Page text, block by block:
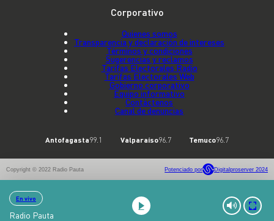
En vivo
Radio Pauta
Corporativo
Quienes somos
Transparencia y declaración de intereses
Términos y condiciones
Sugerencias y reclamos
Tarifas Electorales Radio
Tarifas Electorales Web
Gobierno corporativo
Equipo informativo
Contáctenos
Canal de denuncias
Antofagasta99.1 Valparaíso96.7 Temuco96.7
Copyright © 2022 Radio Pauta Potenciado por Digitalproserver 2024